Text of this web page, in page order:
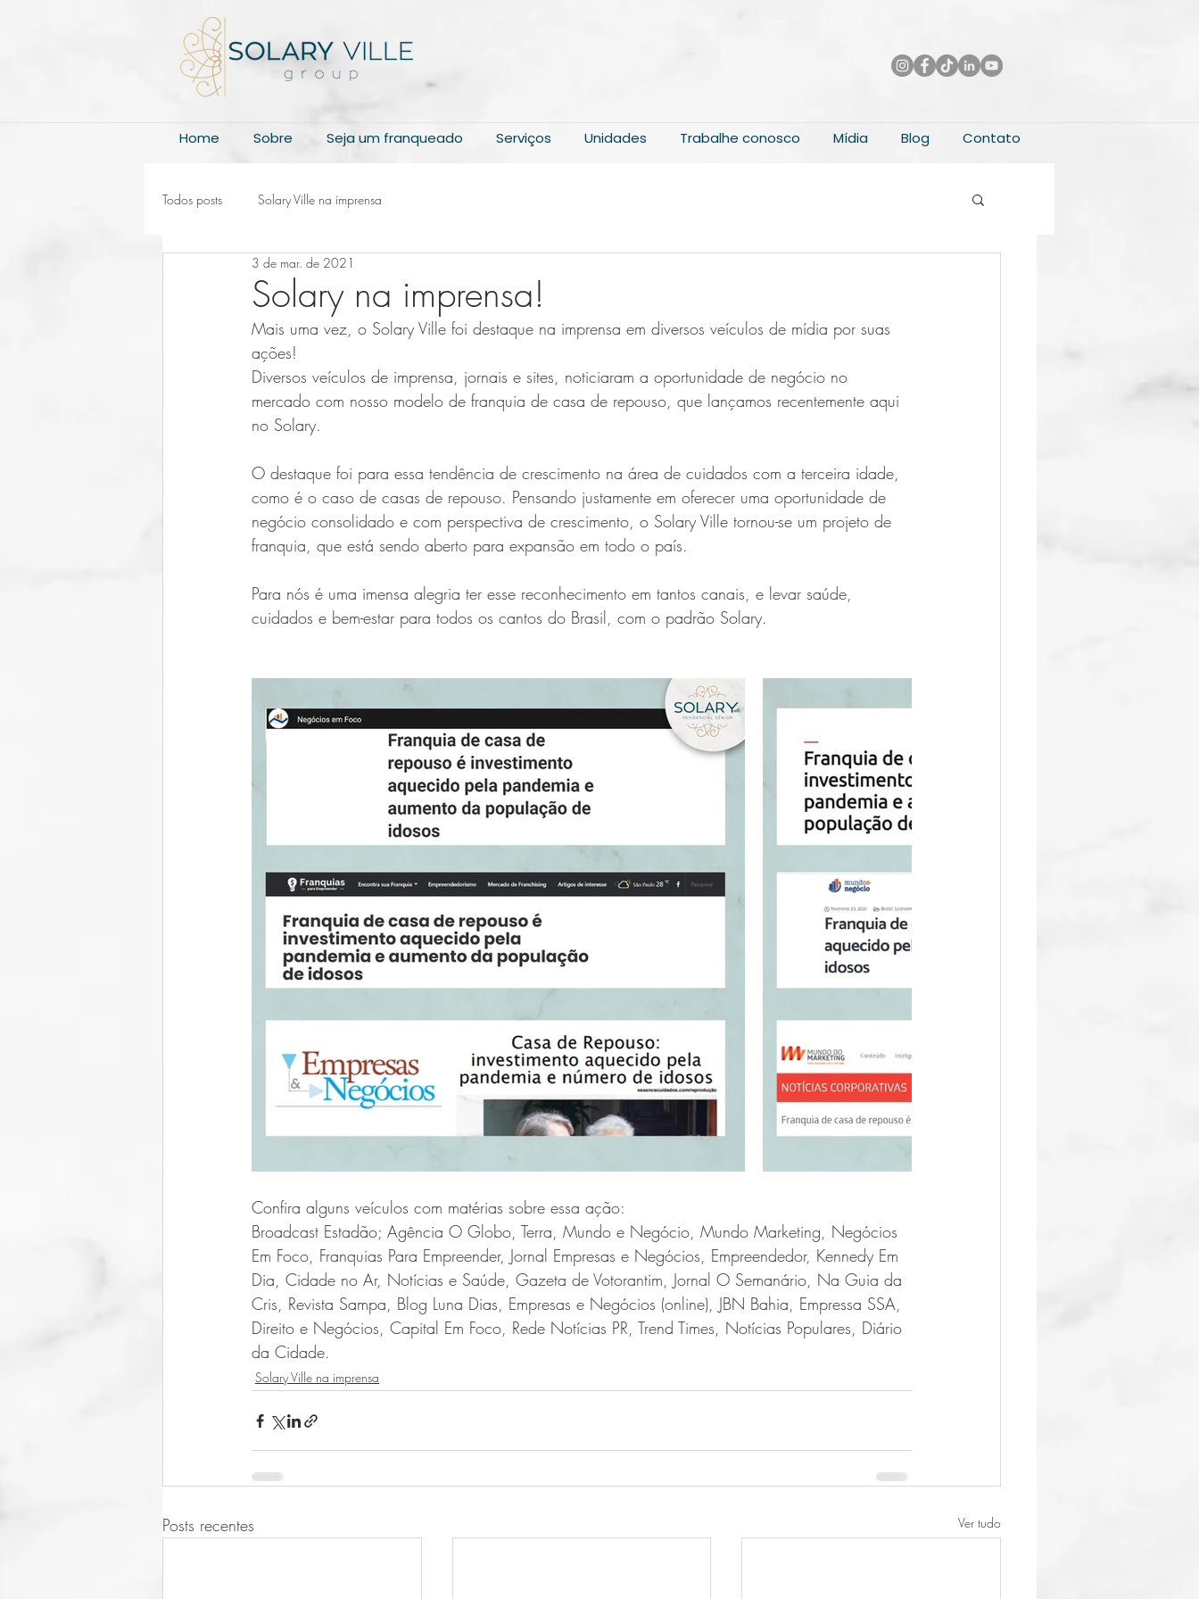
Home Sobre Seja um franqueado Serviços Unidades Trabalhe conosco Mídia Blog Contato
Todos posts Solary Ville na imprensa
Solary na imprensa!
3 de mar. de 2021
Mais uma vez, o Solary Ville foi destaque na imprensa em diversos veículos de mídia por suas
ações!
Diversos veículos de imprensa, jornais e sites, noticiaram a oportunidade de negócio no
mercado com nosso modelo de franquia de casa de repouso, que lançamos recentemente aqui
no Solary.
O destaque foi para essa tendência de crescimento na área de cuidados com a terceira idade,
como é o caso de casas de repouso. Pensando justamente em oferecer uma oportunidade de
negócio consolidado e com perspectiva de crescimento, o Solary Ville tornou-se um projeto de
franquia, que está sendo aberto para expansão em todo o país.
Para nós é uma imensa alegria ter esse reconhecimento em tantos canais, e levar saúde,
cuidados e bem-estar para todos os cantos do Brasil, com o padrão Solary.
Confira alguns veículos com matérias sobre essa ação:
Broadcast Estadão; Agência O Globo, Terra, Mundo e Negócio, Mundo Marketing, Negócios
Em Foco, Franquias Para Empreender, Jornal Empresas e Negócios, Empreendedor, Kennedy Em
Dia, Cidade no Ar, Notícias e Saúde, Gazeta de Votorantim, Jornal O Semanário, Na Guia da
Cris, Revista Sampa, Blog Luna Dias, Empresas e Negócios (online), JBN Bahia, Empressa SSA,
Direito e Negócios, Capital Em Foco, Rede Notícias PR, Trend Times, Notícias Populares, Diário
da Cidade.
Solary Ville na imprensa
Posts recentes Ver tudo